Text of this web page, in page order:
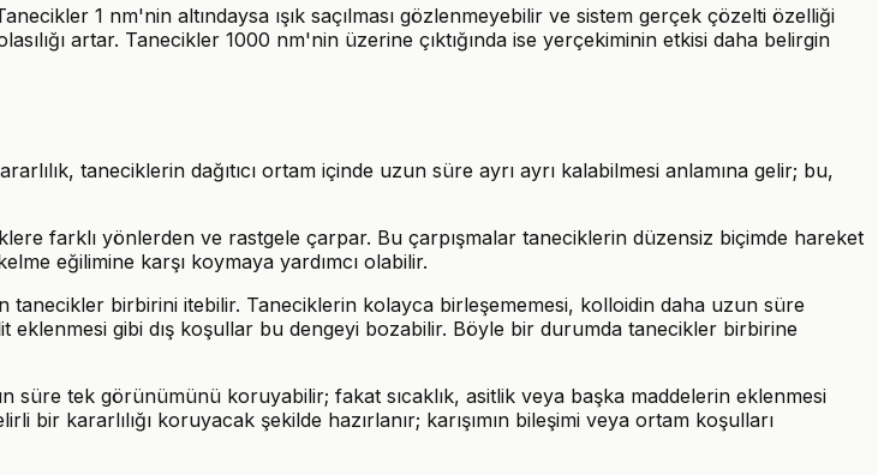
1 nm'nin altındaysa ışık saçılması gözlenmeyebilir ve sistem gerçek çözelti özelliği
artar. Tanecikler 1000 nm'nin üzerine çıktığında ise yerçekiminin etkisi daha belirgin
taneciklerin dağıtıcı ortam içinde uzun süre ayrı ayrı kalabilmesi anlamına gelir; bu,
farklı yönlerden ve rastgele çarpar. Bu çarpışmalar taneciklerin düzensiz biçimde hareket
eğilimine karşı koymaya yardımcı olabilir.
birbirini itebilir. Taneciklerin kolayca birleşememesi, kolloidin daha uzun süre
eklenmesi gibi dış koşullar bu dengeyi bozabilir. Böyle bir durumda tanecikler birbirine
süre tek görünümünü koruyabilir; fakat sıcaklık, asitlik veya başka maddelerin eklenmesi
bir kararlılığı koruyacak şekilde hazırlanır; karışımın bileşimi veya ortam koşulları